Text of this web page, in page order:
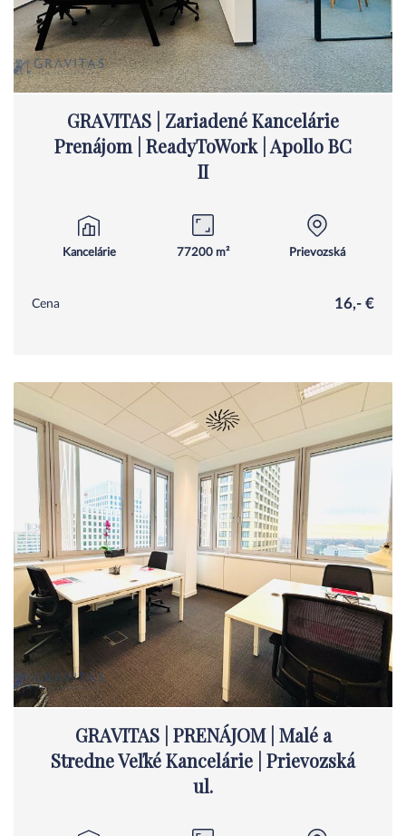
GRAVITAS | Zariadené Kancelárie
Prenájom | ReadyToWork | Apollo BC
II
Kancelárie 77200 m² Prievozská
Cena 16,- €
GRAVITAS | PRENÁJOM | Malé a
Stredne Veľké Kancelárie | Prievozská
ul.